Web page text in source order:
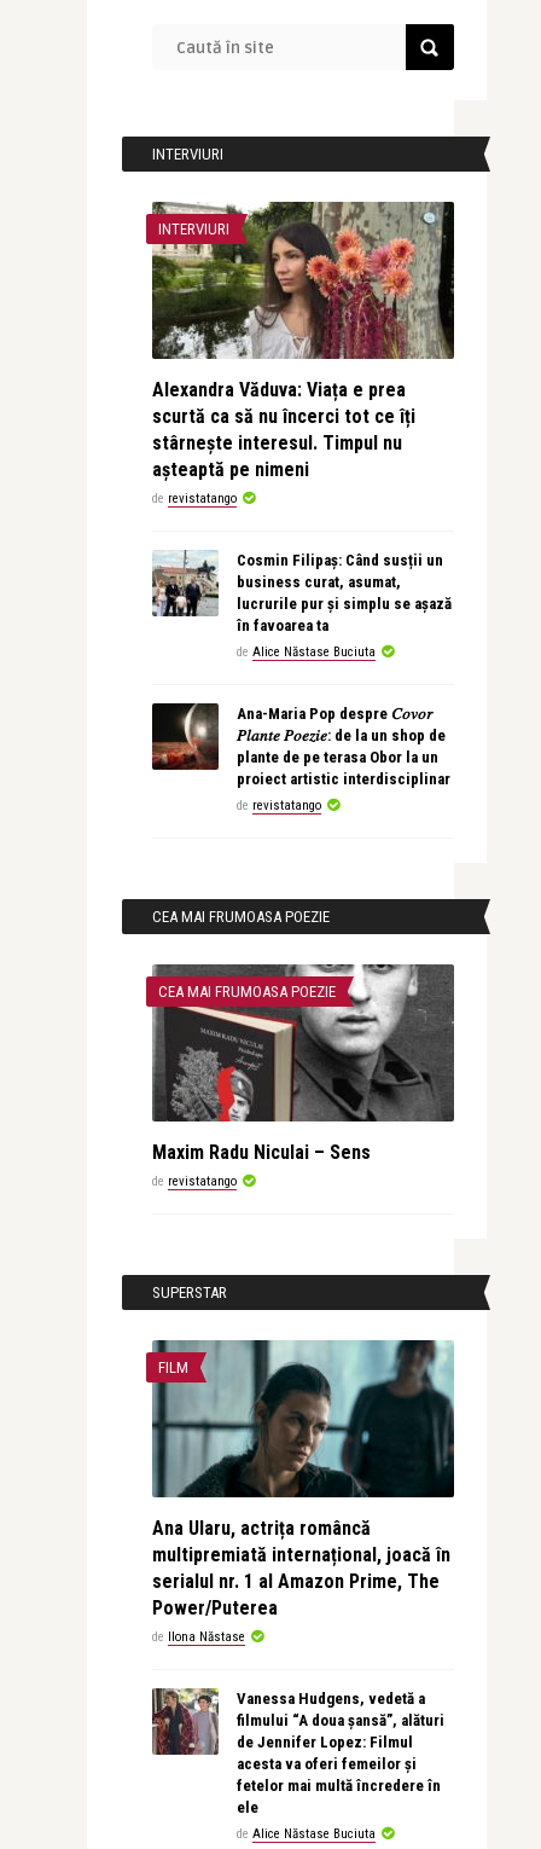
INTERVIURI
INTERVIURI
Alexandra Văduva: Viața e prea
scurtă ca să nu încerci tot ce îți
stârnește interesul. Timpul nu
așteaptă pe nimeni
de revistatango
Cosmin Filipaș: Când susții un
business curat, asumat,
lucrurile pur și simplu se așază
în favoarea ta
de Alice Năstase Buciuta
Ana-Maria Pop despre 𝐶𝑜𝑣𝑜𝑟
𝑃𝑙𝑎𝑛𝑡𝑒 𝑃𝑜𝑒𝑧𝑖𝑒: de la un shop de
plante de pe terasa Obor la un
proiect artistic interdisciplinar
de revistatango
CEA MAI FRUMOASA POEZIE
CEA MAI FRUMOASA POEZIE
Maxim Radu Niculai – Sens
de revistatango
SUPERSTAR
FILM
Ana Ularu, actrița româncă
multipremiată internațional, joacă în
serialul nr. 1 al Amazon Prime, The
Power/Puterea
de Ilona Năstase
Vanessa Hudgens, vedetă a
filmului “A doua șansă”, alături
de Jennifer Lopez: Filmul
acesta va oferi femeilor și
fetelor mai multă încredere în
ele
de Alice Năstase Buciuta